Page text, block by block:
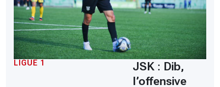
LIGUE 1
JSK : Dib,
l’offensive